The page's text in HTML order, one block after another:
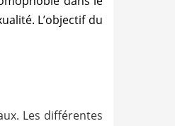
L’objectif du
Les différentes